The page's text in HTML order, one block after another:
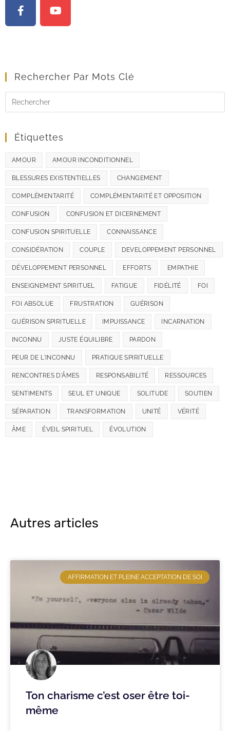
Rechercher Par Mots Clé
Étiquettes
AMOUR AMOUR INCONDITIONNEL
BLESSURES EXISTENTIELLES CHANGEMENT
COMPLÉMENTARITÉ COMPLÉMENTARITÉ ET OPPOSITION
CONFUSION CONFUSION ET DICERNEMENT
CONFUSION SPIRITUELLE CONNAISSANCE
CONSIDÉRATION COUPLE DEVELOPPEMENT PERSONNEL
DÉVELOPPEMENT PERSONNEL EFFORTS EMPATHIE
ENSEIGNEMENT SPIRITUEL FATIGUE FIDÉLITÉ FOI
FOI ABSOLUE FRUSTRATION GUÉRISON
GUÉRISON SPIRITUELLE IMPUISSANCE INCARNATION
INCONNU JUSTE ÉQUILIBRE PARDON
PEUR DE L'INCONNU PRATIQUE SPIRITUELLE
RENCONTRES D'ÂMES RESPONSABILITÉ RESSOURCES
SENTIMENTS SEUL ET UNIQUE SOLITUDE SOUTIEN
SÉPARATION TRANSFORMATION UNITÉ VÉRITÉ
ÂME ÉVEIL SPIRITUEL ÉVOLUTION
Autres articles
AFFIRMATION ET PLEINE ACCEPTATION DE SOI
Ton charisme c’est oser être toi-
même